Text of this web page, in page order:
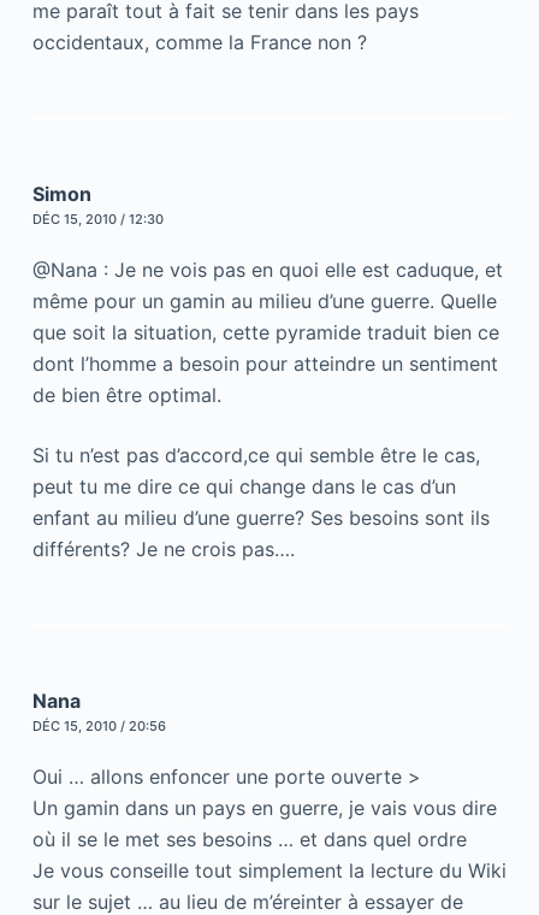
me paraît tout à fait se tenir dans les pays
occidentaux, comme la France non ?
Simon
DÉC 15, 2010 / 12:30
@Nana : Je ne vois pas en quoi elle est caduque, et
même pour un gamin au milieu d’une guerre. Quelle
que soit la situation, cette pyramide traduit bien ce
dont l’homme a besoin pour atteindre un sentiment
de bien être optimal.
Si tu n’est pas d’accord,ce qui semble être le cas,
peut tu me dire ce qui change dans le cas d’un
enfant au milieu d’une guerre? Ses besoins sont ils
différents? Je ne crois pas….
Nana
DÉC 15, 2010 / 20:56
Oui … allons enfoncer une porte ouverte >
Un gamin dans un pays en guerre, je vais vous dire
où il se le met ses besoins … et dans quel ordre
Je vous conseille tout simplement la lecture du Wiki
sur le sujet … au lieu de m’éreinter à essayer de